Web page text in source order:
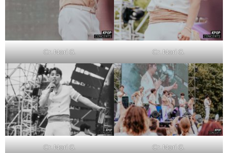
Cr. Nori G. Cr. Nori G.
Cr. Nori G. Cr. Nori G.